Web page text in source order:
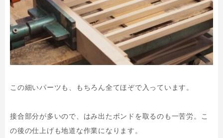
この細いパーツも、もちろん全てほぞで入っています。
接合部分が多いので、はみ出たボンドを取るのも一苦労。こ
の後の仕上げも地道な作業になります。